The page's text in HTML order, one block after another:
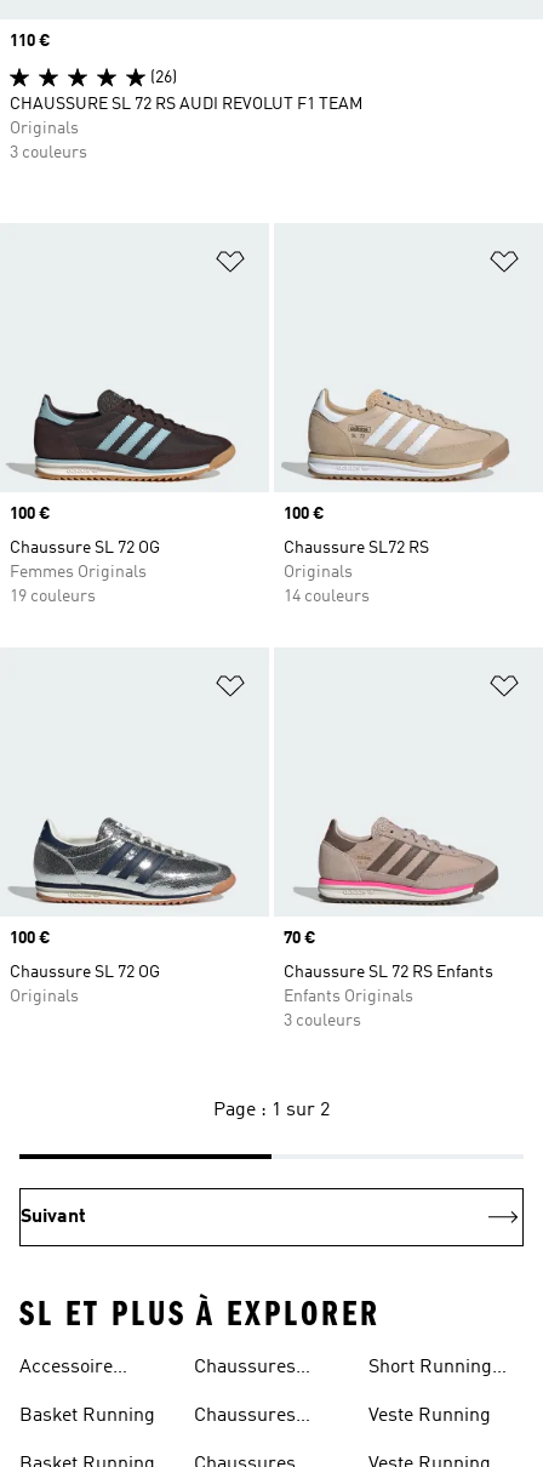
Ajouter à la Liste de produits
Prix
100 €
Chaussure SL 72 OG
Femmes Originals
19 couleurs
Prix
100 €
Chaussure SL72 RS
Originals
14 couleurs
Ajouter à la Liste de produits
Prix
100 €
Chaussure SL 72 OG
Originals
Prix
70 €
Chaussure SL 72 RS Enfants
Enfants Originals
3 couleurs
Prix
110 €
(26)
CHAUSSURE SL 72 RS AUDI REVOLUT F1 TEAM
Originals
3 couleurs
Page : 1 sur 2
Suivant
SL ET PLUS À EXPLORER
Accessoire
Basket Running
Chaussures
Chaussures
Short Running
Veste Running